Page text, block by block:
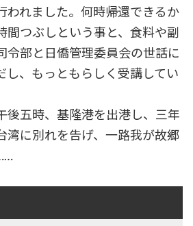
われました。何時帰還できるか
間つぶしという事と、食料や副
令部と日僑管理委員会の世話に
し、もっともらしく受講してい
五時、基隆港を出港し、三年
湾に別れを告げ、一路我が故郷